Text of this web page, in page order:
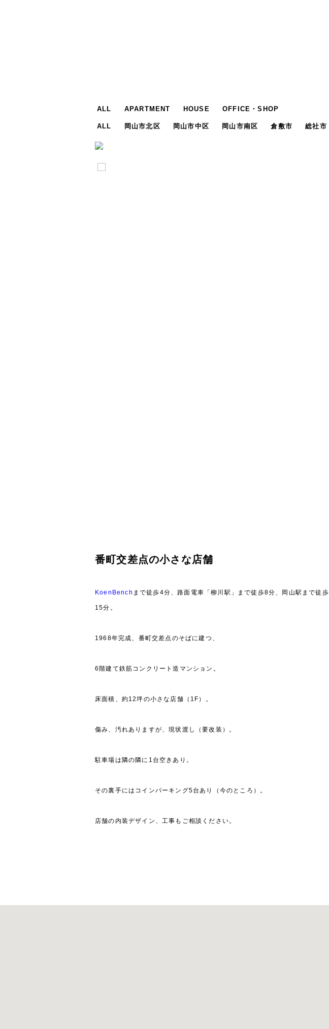
ALL APARTMENT HOUSE OFFICE・SHOP
ALL 岡山市北区 岡山市中区 岡山市南区 倉敷市 総社市
番町交差点の小さな店舗
KoenBench まで徒歩4分、路面電車「柳川駅」まで徒歩8分、岡山駅まで徒歩
15分。
1968年完成、番町交差点のそばに建つ、
6階建て鉄筋コンクリート造マンション。
床面積、約12坪の小さな店舗（1F）。
傷み、汚れありますが、現状渡し（要改装）。
駐車場は隣の隣に1台空きあり。
その裏手にはコインパーキング5台あり（今のところ）。
店舗の内装デザイン、工事もご相談ください。